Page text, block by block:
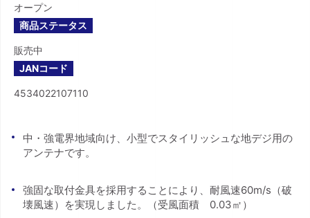
オープン
商品ステータス
販売中
JANコード
4534022107110
中・強電界地域向け、小型でスタイリッシュな地デジ用の
アンテナです。
強固な取付金具を採用することにより、耐風速60m/s（破
壊風速）を実現しました。（受風面積 0.03㎡）